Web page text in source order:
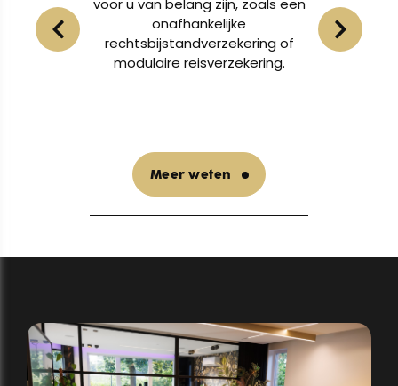
voor u van belang zijn, zoals een
onafhankelijke
rechtsbijstandverzekering of
modulaire reisverzekering.
Meer weten